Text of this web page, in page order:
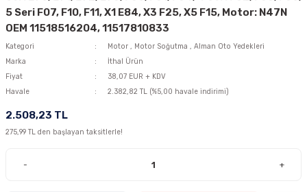
5 Seri F07, F10, F11, X1 E84, X3 F25, X5 F15, Motor: N47N
OEM 11518516204, 11517810833
Kategori Motor , Motor Soğutma , Alman Oto Yedekleri
Marka
İthal Ürün
Fiyat
38,07 EUR + KDV
Havale
2.382,82 TL (%5,00 havale indirimi)
2.508,23 TL
275,99 TL den başlayan taksitlerle!
- +